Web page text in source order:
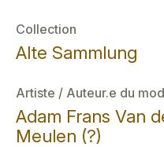
Collection
Alte Sammlung
Artiste / Auteur.e du
Adam Frans Van
Meulen (?)